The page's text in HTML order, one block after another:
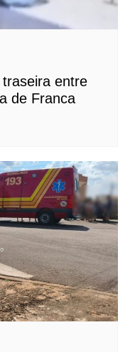
entre
de Franca